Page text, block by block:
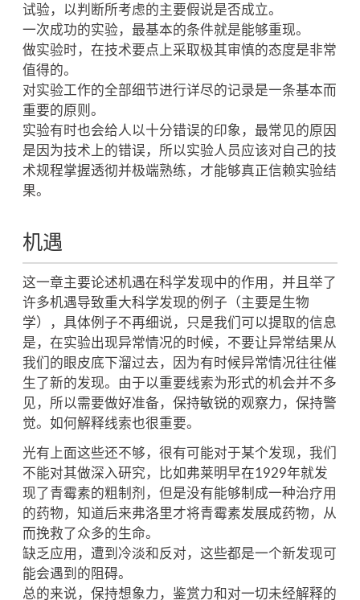
试验，以判断所考虑的主要假说是否成立。
一次成功的实验，最基本的条件就是能够重现。
做实验时，在技术要点上采取极其审慎的态度是非常
值得的。
对实验工作的全部细节进行详尽的记录是一条基本而
重要的原则。
实验有时也会给人以十分错误的印象，最常见的原因
是因为技术上的错误，所以实验人员应该对自己的技
术规程掌握透彻并极端熟练，才能够真正信赖实验结
果。
机遇
这一章主要论述机遇在科学发现中的作用，并且举了
许多机遇导致重大科学发现的例子（主要是生物
学），具体例子不再细说，只是我们可以提取的信息
是，在实验出现异常情况的时候，不要让异常结果从
我们的眼皮底下溜过去，因为有时候异常情况往往催
生了新的发现。由于以重要线索为形式的机会并不多
见，所以需要做好准备，保持敏锐的观察力，保持警
觉。如何解释线索也很重要。
光有上面这些还不够，很有可能对于某个发现，我们
不能对其做深入研究，比如弗莱明早在1929年就发
现了青霉素的粗制剂，但是没有能够制成一种治疗用
的药物，知道后来弗洛里才将青霉素发展成药物，从
而挽救了众多的生命。
缺乏应用，遭到冷淡和反对，这些都是一个新发现可
能会遇到的阻碍。
总的来说，保持想象力，鉴赏力和对一切未经解释的